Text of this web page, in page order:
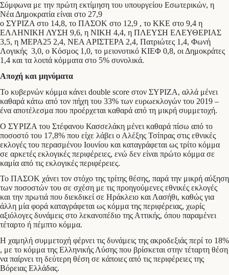
Σύμφωνα με την πρώτη εκτίμηση του υπουργείου Εσωτερικών, η
Νέα Δημοκρατία είναι στο 27,9
ο ΣΥΡΙΖΑ στο 14,8, το ΠΑΣΟΚ στο 12,9 , το ΚΚΕ στο 9,4 η
ΕΛΛΗΝΙΚΗ ΛΥΣΗ 9,6, η ΝΙΚΗ 4,4, η ΠΛΕΥΣΗ ΕΛΕΥΘΕΡΙΑΣ
3,5, η ΜΕΡΑ25 2,4, ΝΕΑ ΑΡΙΣΤΕΡΑ 2,4, Πατριώτες 1,4, Φωνή
Λογικής 3,0, ο Κόσμος 1,0, το μειονοτικό ΚΙΕΦ 0,8, οι Δημοκράτες
1,4 και τα λοιπά κόμματα στο 5% συνολικά.
Αποχή και μηνύματα
Το κυβερνών κόμμα κάνει double score στον ΣΥΡΙΖΑ, αλλά μένει
καθαρά κάτω από τον πήχη του 33% των ευρωεκλογών του 2019 –
ένα αποτέλεσμα που προέρχεται καθαρά από τη μικρή συμμετοχή.
Ο ΣΥΡΙΖΑ του Στέφανου Κασσελάκη μένει καθαρά πίσω από το
ποσοστό του 17,8% που είχε λάβει ο Αλέξης Τσίπρας στις εθνικές
εκλογές του περασμένου Ιουνίου και καταγράφεται ως τρίτο κόμμα
σε αρκετές εκλογικές περιφέρειες, ενώ δεν είναι πρώτο κόμμα σε
καμία από τις εκλογικές περιφέρειες.
Το ΠΑΣΟΚ χάνει τον στόχο της τρίτης θέσης, παρά την μικρή αύξηση
των ποσοστών του σε σχέση με τις προηγούμενες εθνικές εκλογές
και την πρωτιά που διεκδικεί σε Ηράκλειο και Λασήθι, καθώς για
άλλη μία φορά καταγράφεται ως κόμμα της περιφέρειας, χωρίς
αξιόλογες δυνάμεις στο λεκανοπέδιο της Αττικής, όπου παραμένει
τέταρτο ή πέμπτο κόμμα.
Η χαμηλή συμμετοχή φέρνει τις δυνάμεις της ακροδεξιάς περί το 18%
, με το κόμμα της Ελληνικής Λύσης που βρίσκεται στην τέταρτη θέση
να παίρνει τη δεύτερη θέση σε κάποιες από τις περιφέρειες της
Βόρειας Ελλάδας.